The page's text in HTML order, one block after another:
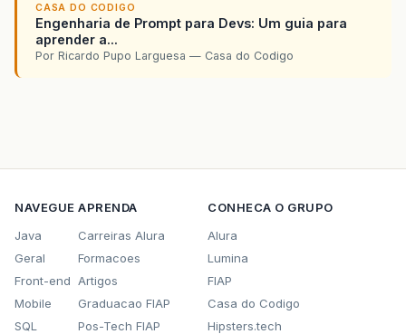
CASA DO CODIGO
Engenharia de Prompt para Devs: Um guia para
aprender a...
Por Ricardo Pupo Larguesa — Casa do Codigo
NAVEGUE
Java
Geral
Front-end
Mobile
SQL
APRENDA
Carreiras Alura
Formacoes
Artigos
Graduacao FIAP
Pos-Tech FIAP
CONHECA O GRUPO
Alura
Lumina
FIAP
Casa do Codigo
Hipsters.tech